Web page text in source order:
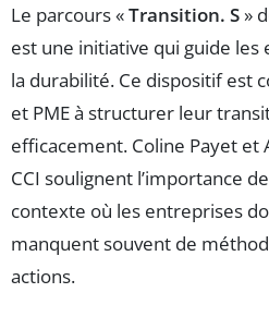
Le parcours «Transition. S»
est une initiative qui guide les
la durabilité. Ce dispositif est
et PME à structurer leur
efficacement. Coline Payet et
CCI soulignent l’importance
contexte où les entreprises
manquent souvent de
actions.